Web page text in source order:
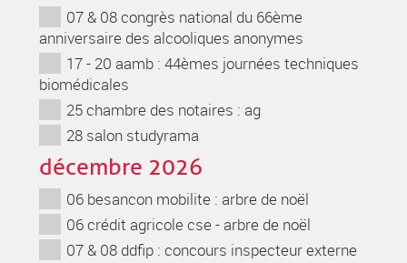
07 & 08 congrès national du 66ème
anniversaire des alcooliques anonymes
17 - 20 aamb : 44èmes journées techniques
biomédicales
25 chambre des notaires : ag
28 salon studyrama
décembre 2026
06 besancon mobilite : arbre de noël
06 crédit agricole cse - arbre de noël
07 & 08 ddfip : concours inspecteur externe